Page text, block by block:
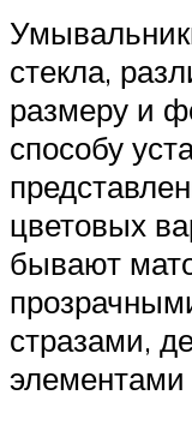
стекла,
размеру и
способу
цветовых
бывают
стразами,
элементами